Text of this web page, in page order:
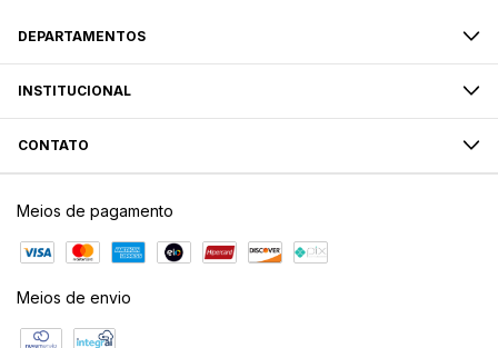
DEPARTAMENTOS
INSTITUCIONAL
CONTATO
Meios de pagamento
Meios de envio